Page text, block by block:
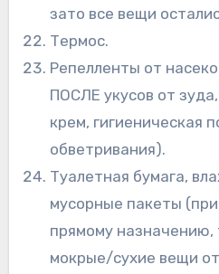
зато все вещи
Термос.
Репелленты от
ПОСЛЕ укусов от
крем, гигиеническая
обветривания).
Туалетная бумага,
мусорные пакеты
прямому назначению,
мокрые/сухие вещи